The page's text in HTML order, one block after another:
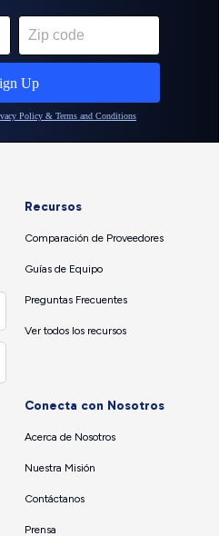
Recursos
Comparación de Proveedores
Guías de Equipo
Preguntas Frecuentes
Ver todos los recursos
Conecta con Nosotros
Acerca de Nosotros
Nuestra Misión
Contáctanos
Prensa